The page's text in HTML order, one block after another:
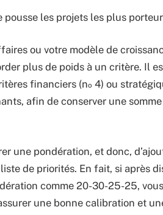
pousse les projets les plus
ou votre modèle de
plus de poids à un critère. Il
financiers (no 4) ou
afin de conserver une
une pondération, et donc,
de priorités. En fait, si après
comme 20-30-25-25,
une bonne calibration et